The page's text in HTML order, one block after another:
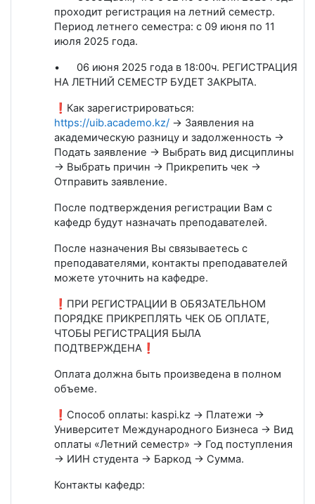
проходит регистрация на летний семестр.
Период летнего семестра: с 09 июня по 11
июля 2025 года.
•
06 июня 2025 года в 18:00ч. РЕГИСТРАЦИЯ
НА ЛЕТНИЙ СЕМЕСТР БУДЕТ ЗАКРЫТА.
❗Как зарегистрироваться:
https://uib.academo.kz/ → Заявления на
академическую разницу и задолженность →
Подать заявление → Выбрать вид дисциплины
→ Выбрать причин → Прикрепить чек →
Отправить заявление.
После подтверждения регистрации Вам с
кафедр будут назначать преподавателей.
После назначения Вы связываетесь с
преподавателями, контакты преподавателей
можете уточнить на кафедре.
❗ПРИ РЕГИСТРАЦИИ В ОБЯЗАТЕЛЬНОМ
ПОРЯДКЕ ПРИКРЕПЛЯТЬ ЧЕК ОБ ОПЛАТЕ,
ЧТОБЫ РЕГИСТРАЦИЯ БЫЛА
ПОДТВЕРЖДЕНА❗
Оплата должна быть произведена в полном
объеме.
❗Способ оплаты: kaspi.kz → Платежи →
Университет Международного Бизнеса → Вид
оплаты «Летний семестр» → Год поступления
→ ИИН студента → Баркод → Сумма.
Контакты кафедр: